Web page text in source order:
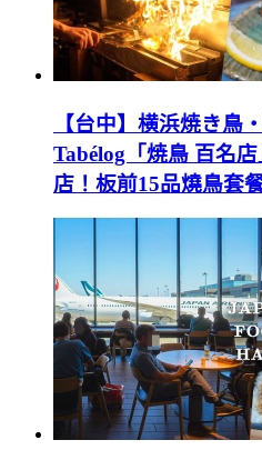
【台中】横浜焼き鳥
Tabélog「焼鳥 百名
店！板前15品燒鳥套